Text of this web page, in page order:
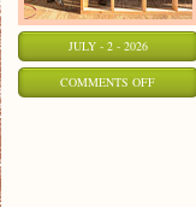
JULY - 2 - 2026
COMMENTS OFFON